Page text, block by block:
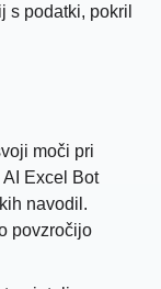
s podatki, pokril
moči pri
Excel Bot
navodil.
povzročijo